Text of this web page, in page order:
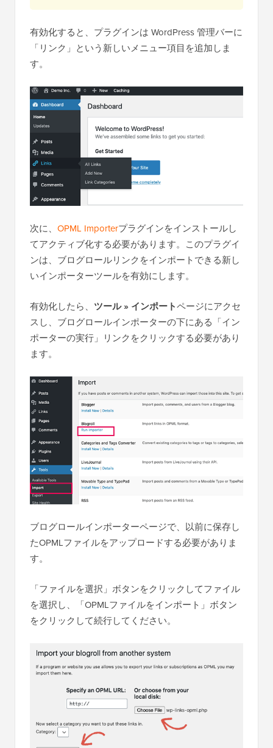
有効化すると、プラグインは WordPress 管理バーに
「リンク」という新しいメニュー項目を追加しま
す。
次に、 OPML Importerプラグインをインストールし
てアクティブ化する必要があります。このプラグイ
ンは、ブログロールリンクをインポートできる新し
いインポーターツールを有効にします。
有効化したら、 ツール » インポートページにアクセ
スし、ブログロールインポーターの下にある「イン
ポーターの実行」リンクをクリックする必要があり
ます。
ブログロールインポーターページで、以前に保存し
たOPMLファイルをアップロードする必要がありま
す。
「ファイルを選択」ボタンをクリックしてファイル
を選択し、「OPMLファイルをインポート」ボタン
をクリックして続行してください。